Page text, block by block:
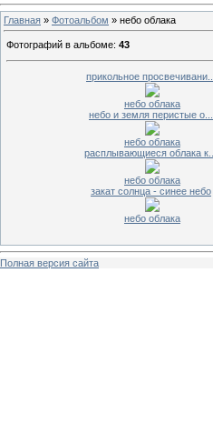
Главная » Фотоальбом » небо облака
Фотографий в альбоме: 43
прикольное просвечивани...
небо облака
небо и земля перистые о...
небо облака
расплывающиеся облака к...
небо облака
закат солнца - синее небо
небо облака
Полная версия сайта